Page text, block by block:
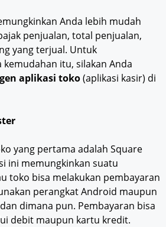
Anda lebih mudah
penjualan, total penjualan,
yang terjual. Untuk
itu, silakan Anda
aplikasi toko(aplikasi kasir) di
yang pertama adalah Square
ini memungkinkan suatu
toko bisa melakukan pembayaran
perangkat Android maupun
dimana pun. Pembayaran bisa
debit maupun kartu kredit.